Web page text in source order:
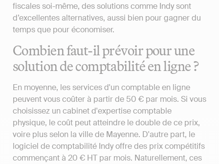
fiscales soi-même, des solutions comme Indy sont
d’excellentes alternatives, aussi bien pour gagner du
temps que pour économiser.
Combien faut-il prévoir pour une
solution de comptabilité en ligne ?
En moyenne, les services d'un comptable en ligne
peuvent vous coûter à partir de 50 € par mois. Si vous
choisissez un cabinet d'expertise comptable
physique, le coût peut atteindre le double de ce prix,
voire plus selon la ville de Mayenne. D'autre part, le
logiciel de comptabilité Indy offre des prix compétitifs
commençant à 20 € HT par mois. Naturellement, ces